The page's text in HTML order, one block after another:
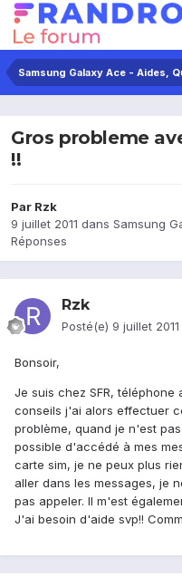
Samsung Galaxy Ace - Aides,
Gros probleme
!!
Par Rzk
9 juillet 2011 dans Samsung
Réponses
Rzk
Posté(e) 9 juillet 2011
Bonsoir,
Je suis chez SFR,
conseils j'ai alors effectuer
problème, quand je n'est
possible d'accédé à mes
carte sim, je ne peux plus
aller dans les messages, je
pas appeler. Il m'est
J'ai besoin d'aide svp!!